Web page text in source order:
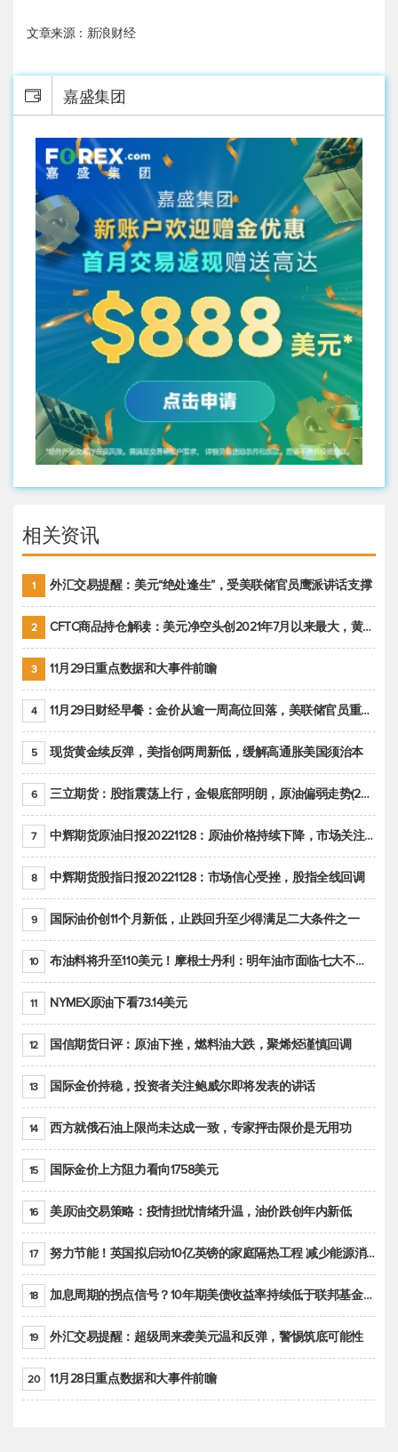
文章来源：新浪财经
嘉盛集团
相关资讯
1 外汇交易提醒：美元“绝处逢生”，受美联储官员鹰派讲话支撑
2 CFTC商品持仓解读：美元净空头创2021年7月以来最大，黄金期货投机性净多头头寸减少
3 11月29日重点数据和大事件前瞻
4 11月29日财经早餐：金价从逾一周高位回落，美联储官员重申鹰派立场推动美元回升
5 现货黄金续反弹，美指创两周新低，缓解高通胀美国须治本
6 三立期货：股指震荡上行，金银底部明朗，原油偏弱走势(20221128收评)
7 中辉期货原油日报20221128：原油价格持续下降，市场关注OPEC+新一轮产能政策
8 中辉期货股指日报20221128：市场信心受挫，股指全线回调
9 国际油价创11个月新低，止跌回升至少得满足二大条件之一
10 布油料将升至110美元！摩根士丹利：明年油市面临七大不确定性
11 NYMEX原油下看73.14美元
12 国信期货日评：原油下挫，燃料油大跌，聚烯烃谨慎回调
13 国际金价持稳，投资者关注鲍威尔即将发表的讲话
14 西方就俄石油上限尚未达成一致，专家抨击限价是无用功
15 国际金价上方阻力看向1758美元
16 美原油交易策略：疫情担忧情绪升温，油价跌创年内新低
17 努力节能！英国拟启动10亿英镑的家庭隔热工程 减少能源消耗
18 加息周期的拐点信号？10年期美债收益率持续低于联邦基金利率目标区间
19 外汇交易提醒：超级周来袭美元温和反弹，警惕筑底可能性
20 11月28日重点数据和大事件前瞻